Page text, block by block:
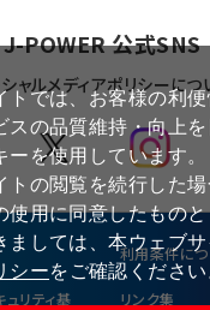
トでは、お客様の利
スの品質維持・向上を
ーを使用しています。
トの閲覧を続行した場
使用に同意したもの
ましては、本ウェブサ
シーをご確認ください
J-POWER 公式SNS
ャルメディアポリシーにつ
利⽤条件に
リティ基 リンク集